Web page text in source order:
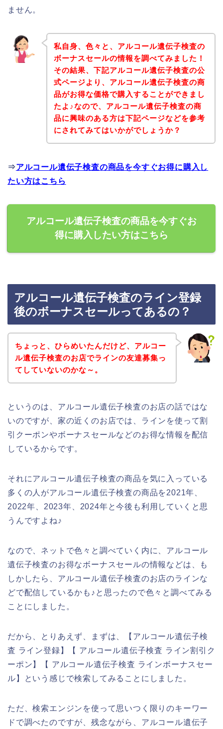
ません。
私自身、色々と、アルコール遺伝子検査の
ボーナスセールの情報を調べてみました！
その結果、下記アルコール遺伝子検査の公
式ページより、アルコール遺伝子検査の商
品がお得な価格で購入することができまし
たよ♪なので、アルコール遺伝子検査の商
品に興味のある方は下記ページなどを参考
にされてみてはいかがでしょうか？
⇒アルコール遺伝子検査の商品を今すぐお得に購入し
たい方はこちら
アルコール遺伝子検査の商品を今すぐお
得に購入したい方はこちら
アルコール遺伝子検査のライン登録
後のボーナスセールってあるの？
ちょっと、ひらめいたんだけど、アルコー
ル遺伝子検査のお店でラインの友達募集っ
てしていないのかな～。
というのは、アルコール遺伝子検査のお店の話ではな
いのですが、家の近くのお店では、ラインを使って割
引クーポンやボーナスセールなどのお得な情報を配信
しているからです。
それにアルコール遺伝子検査の商品を気に入っている
多くの人がアルコール遺伝子検査の商品を2021年、
2022年、2023年、2024年と今後も利用していくと思
うんですよね♪
なので、ネットで色々と調べていく内に、アルコール
遺伝子検査のお得なボーナスセールの情報などは、も
しかしたら、アルコール遺伝子検査のお店のラインな
どで配信しているかも♪と思ったので色々と調べてみる
ことにしました。
だから、とりあえず、まずは、【アルコール遺伝子検
査 ライン登録】【 アルコール遺伝子検査 ライン割引ク
ーポン】【 アルコール遺伝子検査 ラインボーナスセー
ル】という感じで検索してみることにしました。
ただ、検索エンジンを使って思いつく限りのキーワー
ドで調べたのですが、残念ながら、アルコール遺伝子